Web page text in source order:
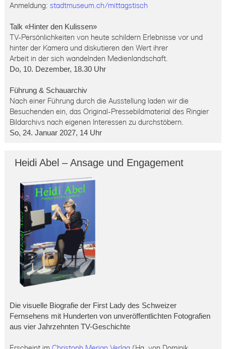
Anmeldung: stadtmuseum.ch/mittagstisch
Talk «Hinter den Kulissen»
TV-Persönlichkeiten von heute schildern Erlebnisse vor und
hinter der Kamera und diskutieren den Wert ihrer
Arbeit in der sich wandelnden Medienlandschaft.
Do, 10. Dezember, 18.30 Uhr
Führung & Schauarchiv
Nach einer Führung durch die Ausstellung laden wir die
Besuchenden ein, das Original-Pressebildmaterial des Ringier
Bildarchivs nach eigenen Interessen zu durchstöbern.
So, 24. Januar 2027, 14 Uhr
Heidi Abel – Ansage und Engagement
Die visuelle Biografie der First Lady des Schweizer
Fernsehens mit Hunderten von unveröffentlichten Fotografien
aus vier Jahrzehnten TV-Geschichte